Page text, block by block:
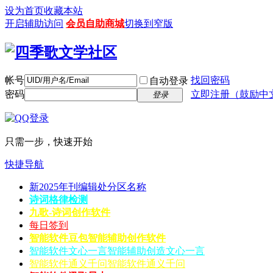
设为首页收藏本站
开启辅助访问 会员自助商城切换到窄版
帐号 自动登录 找回密码
密码
登录 立即注册（鼓励中
只需一步，快速开始
快捷导航
新2025年刊编辑处分区名称
诗词格律检测
九歌-诗词创作软件
每日签到
智能软件豆包智能辅助创作软件
智能软件文心一言智能辅助创造文心一言
智能软件通义千问智能软件通义千问